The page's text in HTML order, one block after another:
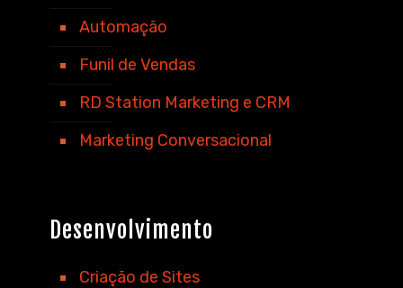
Automação
Funil de Vendas
RD Station Marketing e CRM
Marketing Conversacional
Desenvolvimento
Criação de Sites